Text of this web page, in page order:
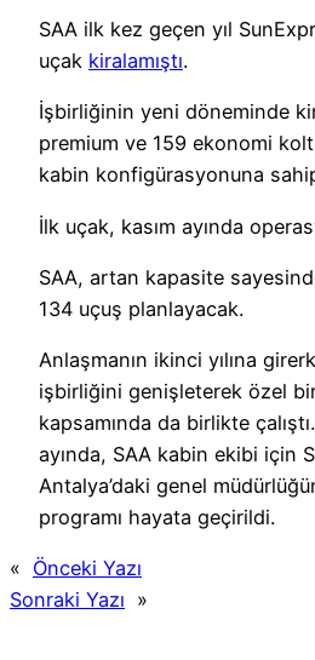
SAA ilk kez geçen yıl
uçak kiralamıştı.
İşbirliğinin yeni döneminde
premium ve 159 ekonomi
kabin konfigürasyonuna
İlk uçak, kasım ayında
SAA, artan kapasite
134 uçuş planlayacak.
Anlaşmanın ikinci yılına
işbirliğini genişleterek özel
kapsamında da birlikte
ayında, SAA kabin ekibi için
Antalya’daki genel
programı hayata geçirildi.
« Önceki Yazı
Sonraki Yazı »